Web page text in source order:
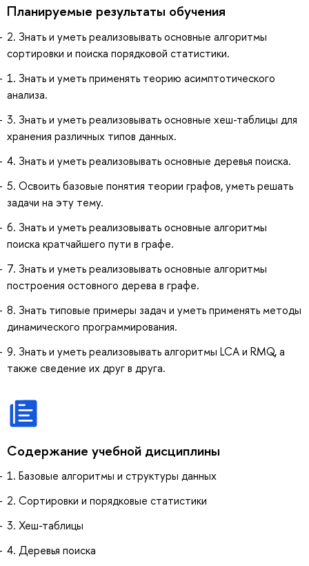
Планируемые результаты обучения
2. Знать и уметь реализовывать основные алгоритмы
сортировки и поиска порядковой статистики.
1. Знать и уметь применять теорию асимптотического
анализа.
3. Знать и уметь реализовывать основные хеш-таблицы для
хранения различных типов данных.
4. Знать и уметь реализовывать основные деревья поиска.
5. Освоить базовые понятия теории графов, уметь решать
задачи на эту тему.
6. Знать и уметь реализовывать основные алгоритмы
поиска кратчайшего пути в графе.
7. Знать и уметь реализовывать основные алгоритмы
построения остовного дерева в графе.
8. Знать типовые примеры задач и уметь применять методы
динамического программирования.
9. Знать и уметь реализовывать алгоритмы LCA и RMQ, а
также сведение их друг в друга.
Содержание учебной дисциплины
1. Базовые алгоритмы и структуры данных
2. Сортировки и порядковые статистики
3. Хеш-таблицы
4. Деревья поиска